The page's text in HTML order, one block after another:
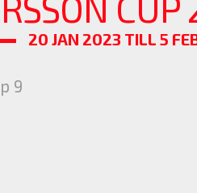
20 JAN 2023 TILL 5
9